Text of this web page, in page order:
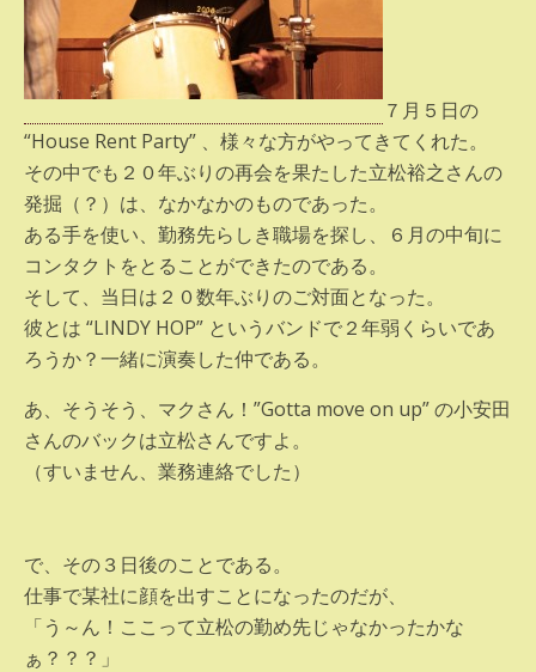
７月５日の
“House Rent Party” 、様々な方がやってきてくれた。
その中でも２０年ぶりの再会を果たした立松裕之さんの
発掘（？）は、なかなかのものであった。
ある手を使い、勤務先らしき職場を探し、６月の中旬に
コンタクトをとることができたのである。
そして、当日は２０数年ぶりのご対面となった。
彼とは “LINDY HOP” というバンドで２年弱くらいであ
ろうか？一緒に演奏した仲である。
あ、そうそう、マクさん！”Gotta move on up” の小安田
さんのバックは立松さんですよ。
（すいません、業務連絡でした）
で、その３日後のことである。
仕事で某社に顔を出すことになったのだが、
「う～ん！ここって立松の勤め先じゃなかったかな
ぁ？？？」